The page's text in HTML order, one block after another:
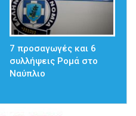
7 προσαγωγές και 6
συλλήψεις Ρομά στο
Ναύπλιο